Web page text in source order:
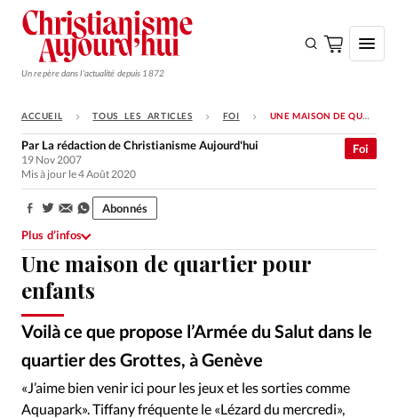
Un repère dans l'actualité depuis 1872
S'ABONNER
Monde
Opinions
Tous les articles
Faire un don
Emploi
Se connecter
Édition: Internationale
ACCUEIL TOUS LES ARTICLES FOI UNE MAISON DE QUARTIER POUR ENFANTS
Une maison de quartier pour
enfants
Voilà ce que propose l’Armée du Salut dans le
quartier des Grottes, à Genève
Foi
Par La rédaction de Christianisme Aujourd'hui
19 Nov 2007
Mis à jour le 4 Août 2020
Partager:
Abonnés
Plus d’infos
«J’aime bien venir ici pour les jeux et les sorties comme
Aquapark». Tiffany fréquente le «Lézard du mercredi»,